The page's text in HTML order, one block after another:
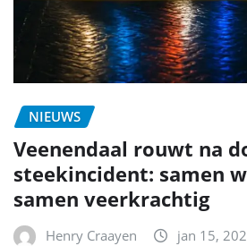
NIEUWS
Veenendaal rouwt na
steekincident: samen
samen veerkrachtig
Henry Craayen jan 15,